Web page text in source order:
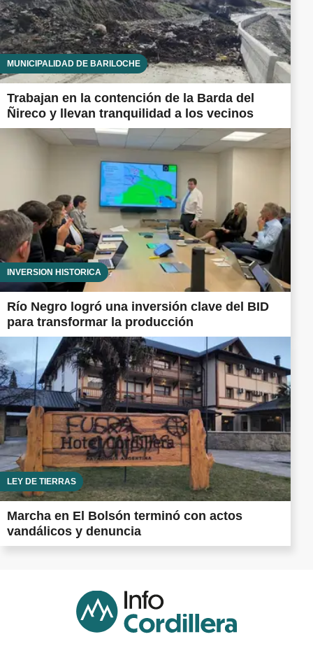
MUNICIPALIDAD DE BARILOCHE
Trabajan en la contención de la Barda del
Ñireco y llevan tranquilidad a los vecinos
INVERSIÓN HISTÓRICA
Río Negro logró una inversión clave del BID
para transformar la producción
LEY DE TIERRAS
Marcha en El Bolsón terminó con actos
vandálicos y denuncia